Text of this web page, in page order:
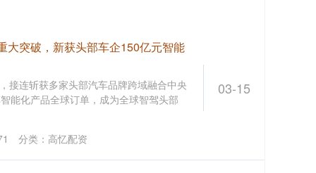
03-15
大突破，新获头部车企150亿元智能
接连斩获多家头部汽车品牌跨域融合中央
能化产品全球订单，成为全球智驾头部
分类： 高忆配资